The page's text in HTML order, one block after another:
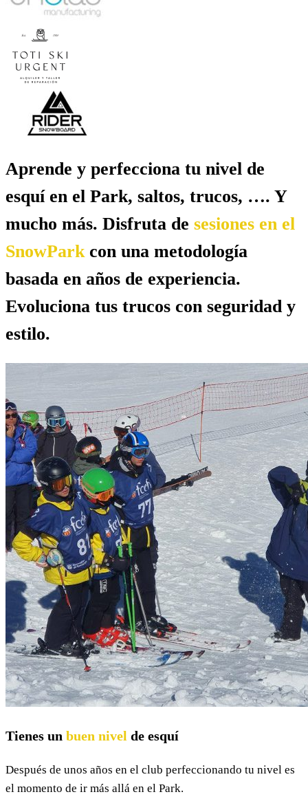
Aprende y perfecciona tu nivel de
esquí en el Park, saltos, trucos, …. Y
mucho más. Disfruta de sesiones en el
SnowParkcon una metodología
basada en años de experiencia.
Evoluciona tus trucos con seguridad y
estilo.
Tienes un buen nivel de esquí
Después de unos años en el club perfeccionando tu nivel es
el momento de ir más allá en el Park.